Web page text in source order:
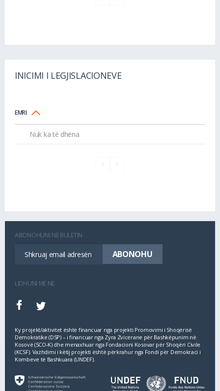
INICIMI I LEGJISLACIONEVE
EMRI
Nuk ka të dhëna
ABONOHUNI NË BULETIN
LIDHUNI ME NE
Ky projekt/aktivitet është financuar nga projekti Promovimi i Shoqërisë
Demokratike (DSP) – i financuar nga Zyra Zvicerane për Bashkëpunim në
Kosovë (SCO‐K) dhe menaxhuar nga Fondacioni Kosovar për Shoqëri Civile
(KCSF). Vazhdimi i këtij projekti është përkrahur nga Fondi për Demokraci i
Kombeve të Bashkuara (UNDEF).